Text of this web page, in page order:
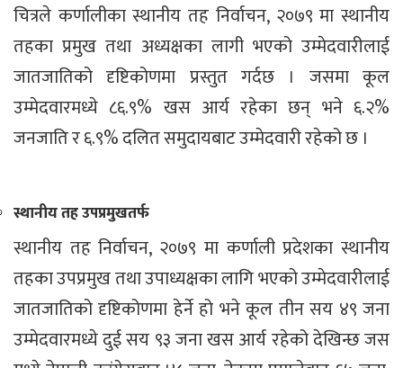
चित्रले कर्णालीका स्थानीय तह निर्वाचन, २०७९ मा स्थानीय
तहका प्रमुख तथा अध्यक्षका लागी भएको उम्मेदवारीलाई
जातजातिको दृष्टिकोणमा प्रस्तुत गर्दछ । जसमा कूल
उम्मेदवारमध्ये ८६.९% खस आर्य रहेका छन् भने ६.२%
जनजाति र ६.९% दलित समुदायबाट उम्मेदवारी रहेको छ ।
स्थानीय तह उपप्रमुखतर्फ
स्थानीय तह निर्वाचन, २०७९ मा कर्णाली प्रदेशका स्थानीय
तहका उपप्रमुख तथा उपाध्यक्षका लागि भएको उम्मेदवारीलाई
जातजातिको दृष्टिकोणमा हेर्ने हो भने कूल तीन सय ४९ जना
उम्मेदवारमध्ये दुई सय ९३ जना खस आर्य रहेको देखिन्छ जस